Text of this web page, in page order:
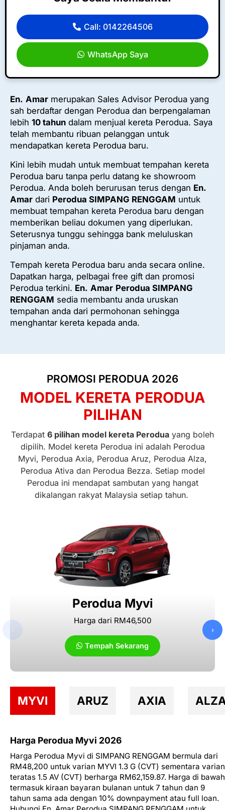
Call: 0142264506
WhatsApp Saya
En. Amar merupakan Sales Advisor Perodua yang
sah berdaftar dengan Perodua dan berpengalaman
lebih 10 tahun dalam menjual kereta Perodua. Saya
telah membantu ribuan pelanggan untuk
mendapatkan kereta Perodua baru.
Kini lebih mudah untuk membuat tempahan kereta
Perodua baru tanpa perlu datang ke showroom
Perodua. Anda boleh berurusan terus dengan En.
Amar dari Perodua SIMPANG RENGGAM untuk
membuat tempahan kereta Perodua baru dengan
memberikan beliau dokumen yang diperlukan.
Seterusnya tunggu sehingga bank meluluskan
pinjaman anda.
Tempah kereta Perodua baru anda secara online.
Dapatkan harga, pelbagai free gift dan promosi
Perodua terkini. En. Amar Perodua SIMPANG
RENGGAM sedia membantu anda uruskan
tempahan anda dari permohonan sehingga
menghantar kereta kepada anda.
PROMOSI PERODUA 2026
MODEL KERETA PERODUA
PILIHAN
Terdapat 6 pilihan model kereta Perodua yang boleh
dipilih. Model kereta Perodua ini adalah Perodua
Myvi, Perodua Axia, Perodua Aruz, Perodua Alza,
Perodua Ativa dan Perodua Bezza. Setiap model
Perodua ini mendapat sambutan yang hangat
dikalangan rakyat Malaysia setiap tahun.
Perodua Myvi
Harga dari RM46,500
Tempah Sekarang
›
MYVI ARUZ AXIA
Harga Perodua Myvi 2026
Harga Perodua Myvi di SIMPANG RENGGAM bermula dari
RM48,200 untuk varian MYVI 1.3 G (CVT) sementara varian
teratas 1.5 AV (CVT) berharga RM62,159.87. Harga di bawah
termasuk kiraan bayaran bulanan untuk 7 tahun dan 9
tahun sama ada dengan 10% downpayment atau full loan.